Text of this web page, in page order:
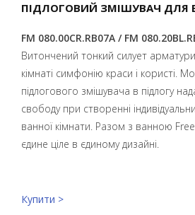
ПІДЛОГОВИЙ ЗМІШУВАЧ ДЛЯ
FM 080.00CR.RB07A / FM
Витончений тонкий силует
кімнаті симфонію краси і користі.
підлогового змішувача в підлогу
свободу при створенні
ванної кімнати. Разом з ванною
єдине ціле в єдиному дизайні.
Купити >